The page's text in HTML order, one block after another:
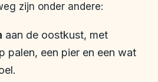
zijn onder andere:
aan de oostkust, met
palen, een pier en een wat